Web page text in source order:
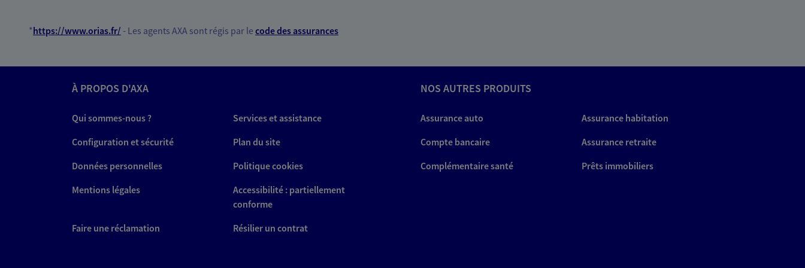
*https://www.orias.fr/ - Les agents AXA sont régis par lecode des assurances
À PROPOS D'AXA
Qui sommes-nous ?
Services et assistance
Configuration et sécurité
Plan du site
Données personnelles
Politique cookies
Mentions légales
Accessibilité : partiellement
conforme
Faire une réclamation
Résilier un contrat
NOS AUTRES PRODUITS
Assurance auto
Assurance habitation
Compte bancaire
Assurance retraite
Complémentaire santé
Prêts immobiliers